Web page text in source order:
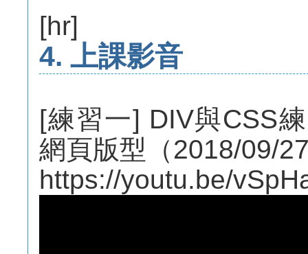
[hr]
4. 上課影音
[練習一] DIV與CSS
網頁版型（2018/09/
https://youtu.be/